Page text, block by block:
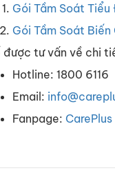
Gói Tầm Soát Tiểu
Gói Tầm Soát Biến
được tư vấn về chi
Hotline: 1800 6116
Email:
Fanpage: